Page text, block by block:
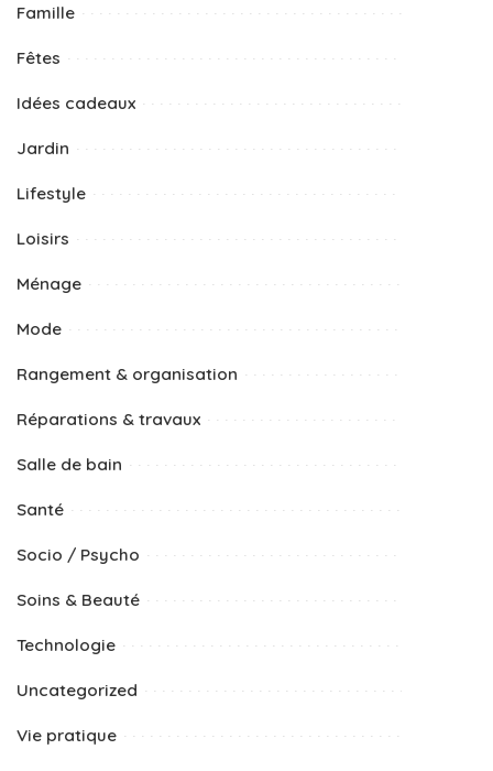
Famille
Fêtes
Idées cadeaux
Jardin
Lifestyle
Loisirs
Ménage
Mode
Rangement & organisation
Réparations & travaux
Salle de bain
Santé
Socio / Psycho
Soins & Beauté
Technologie
Uncategorized
Vie pratique